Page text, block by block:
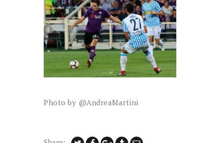
Photo by @AndreaMartini